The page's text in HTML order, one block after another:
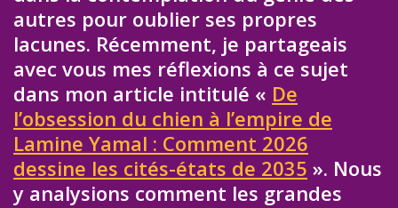
autres pour oublier ses propres
lacunes. Récemment, je partageais
avec vous mes réflexions à ce sujet
dans mon article intitulé « De
l’obsession du chien à l’empire de
Lamine Yamal : Comment 2026
dessine les cités-états de 2035 ». Nous
y analysions comment les grandes